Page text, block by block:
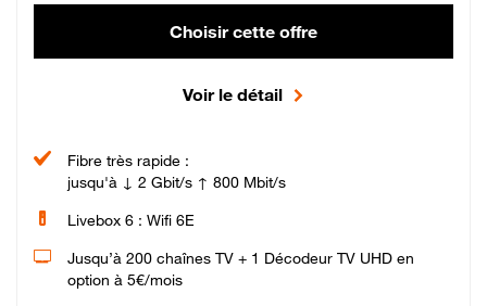
Choisir cette offre
Voir le détail
Fibre très rapide :
jusqu'à ↓ 2 Gbit/s ↑ 800 Mbit/s
Livebox 6 : Wifi 6E
Jusqu’à 200 chaînes TV + 1 Décodeur TV UHD en
option à 5€/mois